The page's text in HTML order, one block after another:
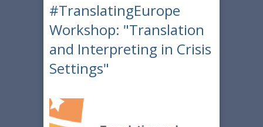
#TranslatingEurope
Workshop: "Translation
and Interpreting in Crisis
Settings"